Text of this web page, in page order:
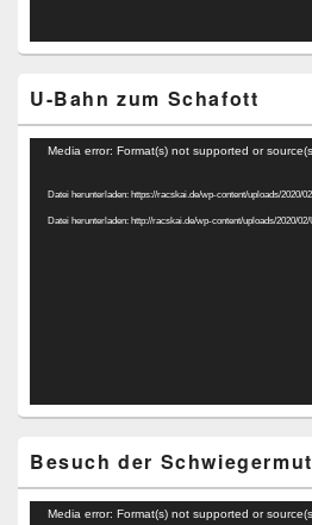
U-Bahn zum Schafott
Video-
Media error: Format(s) not supported or
Datei herunterladen: https://racskai.de/wp-content/uploads/2020/
Datei herunterladen: http://racskai.de/wp-content/uploads/2020/
Besuch der
Video-
Media error: Format(s) not supported or